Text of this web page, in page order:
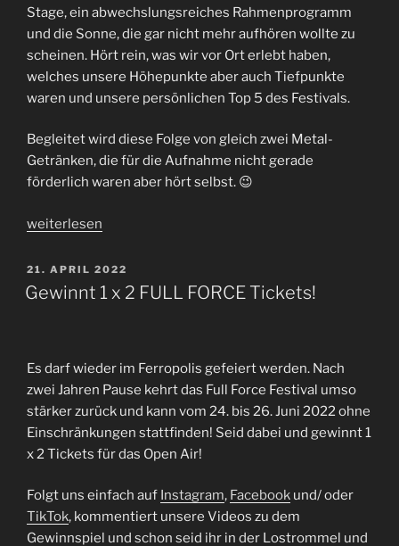
Stage, ein abwechslungsreiches Rahmenprogramm
und die Sonne, die gar nicht mehr aufhören wollte zu
scheinen. Hört rein, was wir vor Ort erlebt haben,
welches unsere Höhepunkte aber auch Tiefpunkte
waren und unsere persönlichen Top 5 des Festivals.
Begleitet wird diese Folge von gleich zwei Metal-
Getränken, die für die Aufnahme nicht gerade
förderlich waren aber hört selbst. 😉
„Folge
|
Full
Festival
Recap“
weiterlesen
VERÖFFENTLICHT
AM
21. APRIL 2022
Gewinnt 1 x 2 FULL FORCE Tickets!
Es darf wieder im Ferropolis gefeiert werden. Nach
zwei Jahren Pause kehrt das Full Force Festival umso
stärker zurück und kann vom 24. bis 26. Juni 2022 ohne
Einschränkungen stattfinden! Seid dabei und gewinnt 1
x 2 Tickets für das Open Air!
Folgt uns einfach auf Instagram, Facebook und/ oder
TikTok, kommentiert unsere Videos zu dem
Gewinnspiel und schon seid ihr in der Lostrommel und